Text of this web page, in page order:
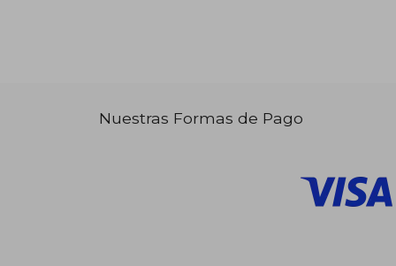
Nuestras Formas de Pago